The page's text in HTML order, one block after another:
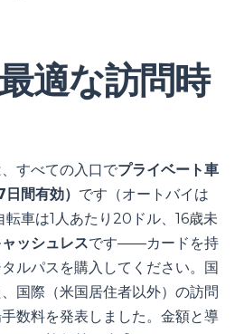
適な訪問時
すべての入口でプライベート車
間有効） です（オートバイは
車は1人あたり20ドル、16歳未
ッシュレスです――カードを持
ルパスを購入してください。国
国際（米国居住者以外）の訪問
数料を発表しました。金額と導